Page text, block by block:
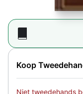
Koop
Niet tweedehands